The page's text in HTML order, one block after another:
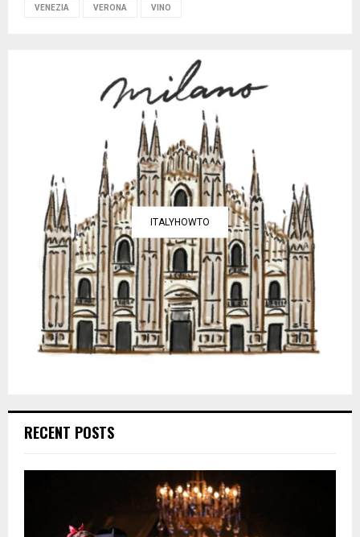
VENEZIA VERONA VINO
ITALYHOWTO
RECENT POSTS